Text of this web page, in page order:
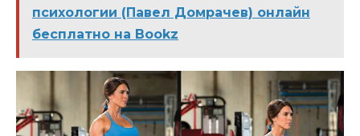
психологии (Павел Домрачев) онлайн
бесплатно на Bookz